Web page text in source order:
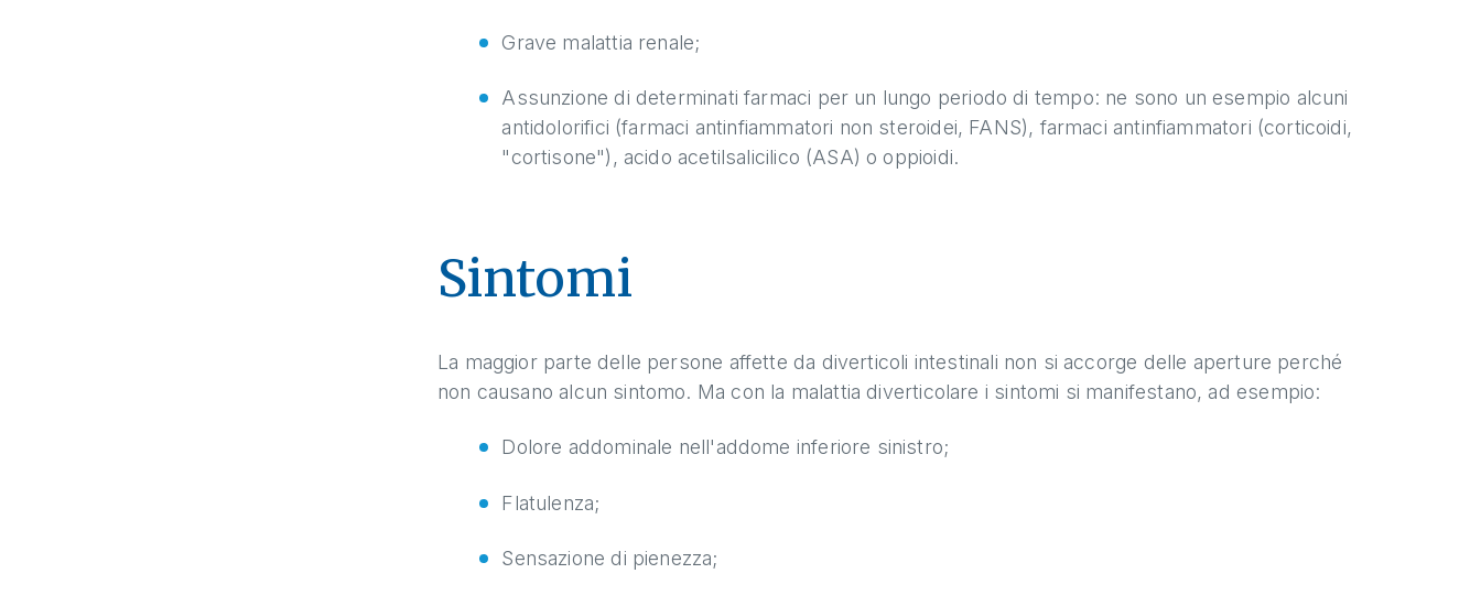
Grave malattia renale;
Assunzione di determinati farmaci per un lungo periodo di tempo: ne sono un esempio alcuni
antidolorifici (farmaci antinfiammatori non steroidei, FANS), farmaci antinfiammatori (corticoidi,
"cortisone"), acido acetilsalicilico (ASA) o oppioidi.
Sintomi
La maggior parte delle persone affette da diverticoli intestinali non si accorge delle aperture perché
non causano alcun sintomo. Ma con la malattia diverticolare i sintomi si manifestano, ad esempio:
Dolore addominale nell'addome inferiore sinistro;
Flatulenza;
Sensazione di pienezza;